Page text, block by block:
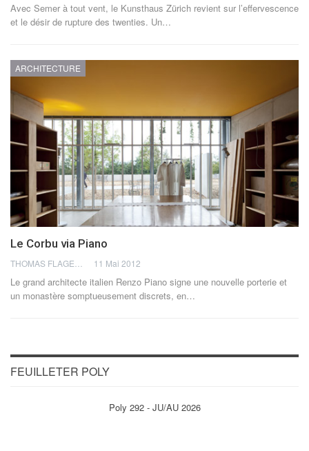
Avec Semer à tout vent, le Kunsthaus Zürich revient sur l’effervescence
et le désir de rupture des twenties. Un…
ARCHITECTURE
Le Corbu via Piano
11 Mai 2012
Le grand architecte italien Renzo Piano signe une nouvelle porterie et
un monastère somptueusement discrets, en…
FEUILLETER POLY
Poly 292 - JU/AU 2026